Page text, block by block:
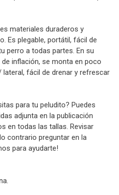
materiales duraderos y
Es plegable, portátil, fácil de
perro a todas partes. En su
inflación, se monta en poco
fácil de drenar y refrescar
para tu peludito? Puedes
adjunta en la publicación
en todas las tallas. Revisar
contrario preguntar en la
para ayudarte!